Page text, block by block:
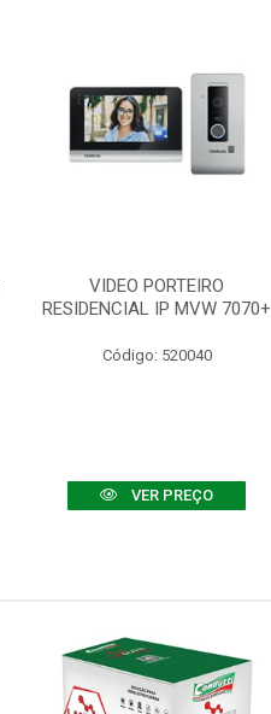
VIDEO PORTEIRO
RESIDENCIAL IP MVW 7070+
Código: 520040
VER PREÇO